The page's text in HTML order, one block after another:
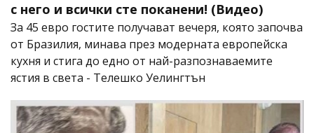
с него и всички сте поканени! (Видео)
За 45 евро гостите получават вечеря, която започва
от Бразилия, минава през модерната европейска
кухня и стига до едно от най-разпознаваемите
ястия в света - Телешко Уелингтън